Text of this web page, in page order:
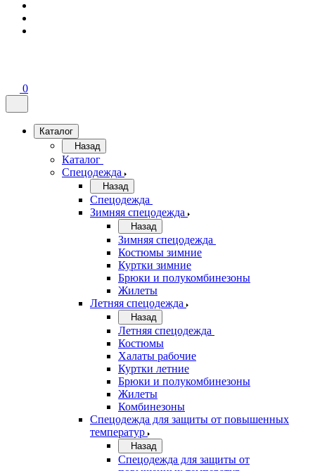
0
Каталог
Назад
Каталог
Спецодежда
Назад
Спецодежда
Зимняя спецодежда
Назад
Зимняя спецодежда
Костюмы зимние
Куртки зимние
Брюки и полукомбинезоны
Жилеты
Летняя спецодежда
Назад
Летняя спецодежда
Костюмы
Халаты рабочие
Куртки летние
Брюки и полукомбинезоны
Жилеты
Комбинезоны
Спецодежда для защиты от повышенных
температур
Назад
Спецодежда для защиты от